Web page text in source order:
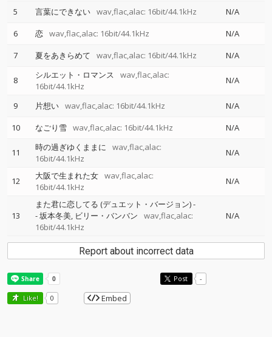
5
言葉にできない wav,flac,alac: 16bit/44.1kHz
N/A
6
恋 wav,flac,alac: 16bit/44.1kHz
N/A
7
夏をあきらめて wav,flac,alac: 16bit/44.1kHz N/A
8 シルエット・ロマンス
wav,flac,alac:
16bit/44.1kHz
N/A
9 片想い wav,flac,alac: 16bit/44.1kHz
N/A
10
なごり雪 wav,flac,alac: 16bit/44.1kHz N/A
11 時の過ぎゆくままに
wav,flac,alac:
16bit/44.1kHz
N/A
12 大阪で生まれた女 wav,flac,alac:
16bit/44.1kHz
N/A
13
また君に恋してる (デュエット・バージョン)-
-坂本冬美 ビリー・バンバン
wav,flac,alac:
16bit/44.1kHz
N/A
Report about incorrect data
Post -
Like! 0 Embed